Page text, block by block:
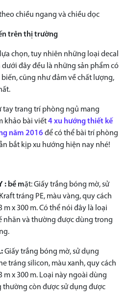
chiều ngang và chiều dọc
trên thị trường
chọn, tuy nhiên những loại decal
đây đều là những sản phẩm có
cũng như đảm về chất lượng,
tay trang trí phòng ngủ mang
khảo bài viết4 xu hướng thiết kế
năm 2016 để có thể bài trí phòng
bắt kịp xu hướng hiện nay nhé!
: bề mặt: Giấy trắng bóng mờ, sử
tráng PE, màu vàng, quy cách
m x 300 m. Có thể nói đây là loại
nhãn và thường được dùng trong
Giấy trắng bóng mờ, sử dụng
tráng silicon, màu xanh, quy cách
m x 300 m. Loại này ngoài dùng
còn được sử dụng được